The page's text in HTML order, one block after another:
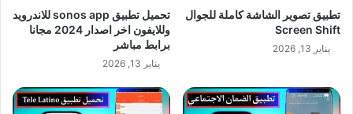
تطبيق تصوير الشاشة كاملة للجوال
Screen Shift‏
يناير 13, 2026
تحميل تطبيق sonos app للاندرويد
وللايفون اخر اصدار 2024 مجانا
برابط مباشر
يناير 13, 2026